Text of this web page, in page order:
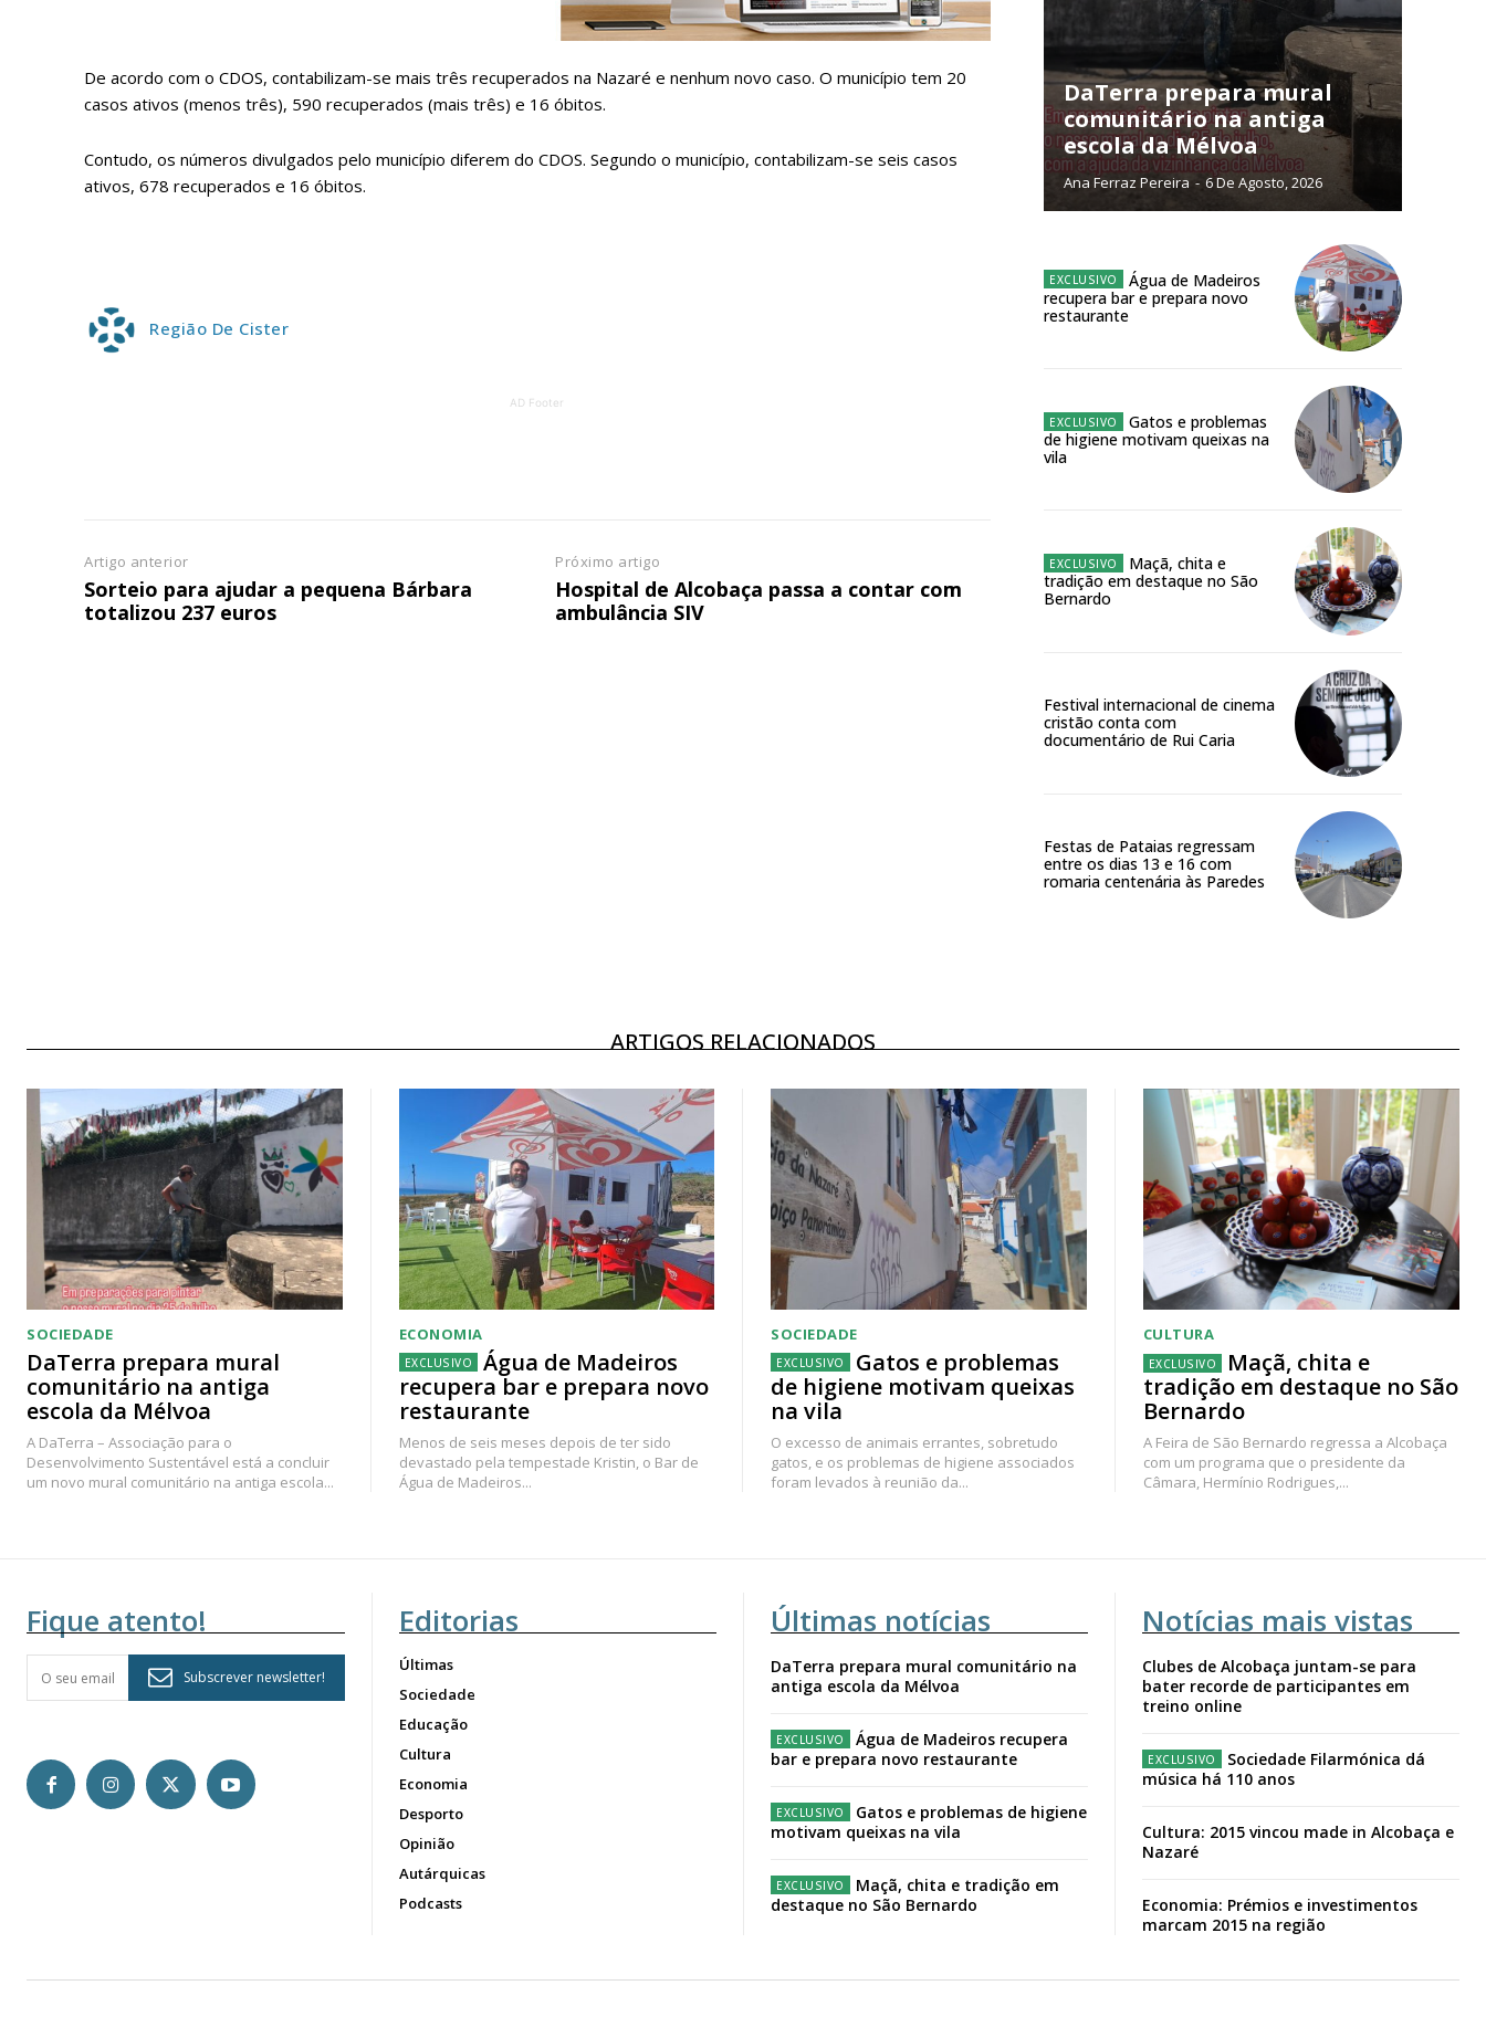
ASSINATURA
IMPRESSA
32 €
ASSINATURA
DIGITAL ANUAL
Acesso aos conteúdos Exclusivos para
De acordo com o CDOS, contabilizam-se mais três recuperados na Nazaré e nenhum novo caso. O município tem 20
casos ativos (menos três), 590 recuperados (mais três) e 16 óbitos.
Contudo, os números divulgados pelo município diferem do CDOS. Segundo o município, contabilizam-se seis casos
ativos, 678 recuperados e 16 óbitos.
Região De Cister
AD Footer
Artigo anterior
Sorteio para ajudar a pequena Bárbara
totalizou 237 euros
Próximo artigo
Hospital de Alcobaça passa a contar com
ambulância SIV
DaTerra prepara mural
comunitário na antiga
escola da Mélvoa
Ana Ferraz Pereira - 6 De Agosto, 2026
Água de Madeiros
recupera bar e prepara novo
restaurante
Gatos e problemas
de higiene motivam queixas na
vila
Maçã, chita e
tradição em destaque no São
Bernardo
Festival internacional de cinema
cristão conta com
documentário de Rui Caria
Festas de Pataias regressam
entre os dias 13 e 16 com
romaria centenária às Paredes
ARTIGOS RELACIONADOS
SOCIEDADE
DaTerra prepara mural
comunitário na antiga
escola da Mélvoa
A DaTerra – Associação para o
Desenvolvimento Sustentável está a concluir
um novo mural comunitário na antiga escola...
ECONOMIA
Água de Madeiros
recupera bar e prepara novo
restaurante
Menos de seis meses depois de ter sido
devastado pela tempestade Kristin, o Bar de
Água de Madeiros...
SOCIEDADE
Gatos e problemas
de higiene motivam queixas
na vila
O excesso de animais errantes, sobretudo
gatos, e os problemas de higiene associados
foram levados à reunião da...
CULTURA
Maçã, chita e
tradição em destaque no São
Bernardo
A Feira de São Bernardo regressa a Alcobaça
com um programa que o presidente da
Câmara, Hermínio Rodrigues,...
Fique atento!
Subscrever newsletter!
Editorias
Últimas
Sociedade
Educação
Cultura
Economia
Desporto
Opinião
Autárquicas
Podcasts
Últimas notícias
DaTerra prepara mural comunitário na
antiga escola da Mélvoa
Água de Madeiros recupera
bar e prepara novo restaurante
Gatos e problemas de higiene
motivam queixas na vila
Maçã, chita e tradição em
destaque no São Bernardo
Notícias mais vistas
Clubes de Alcobaça juntam-se para
bater recorde de participantes em
treino online
Sociedade Filarmónica dá
música há 110 anos
Cultura: 2015 vincou made in Alcobaça e
Nazaré
Economia: Prémios e investimentos
marcam 2015 na região